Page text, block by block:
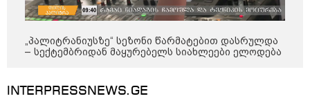
8
დღის ზოგადი
ასტროლოგიური
პროგნოზი
„პალიტრანიუსზე“ სეზონი წარმატებით დასრულდა
– სექტემბრიდან მაყურებელს სიახლეები ელოდება
INTERPRESSNEWS.GE